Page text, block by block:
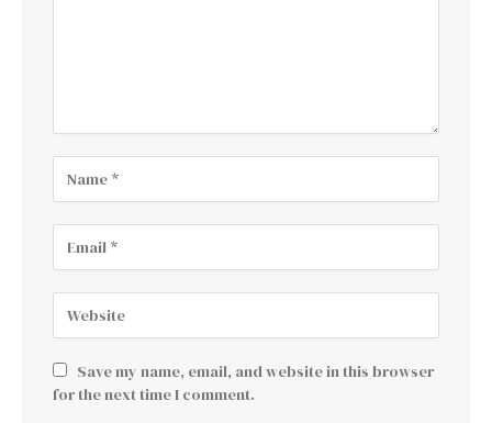
Save my name, email, and website in this browser
for the next time I comment.